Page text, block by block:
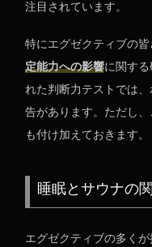
注目されています。
特にエグゼクティブの
定能力への影響に関す
れた判断力テストでは
告があります。ただし
も付け加えておきます。
睡眠とサウナの
エグゼクティブの多く